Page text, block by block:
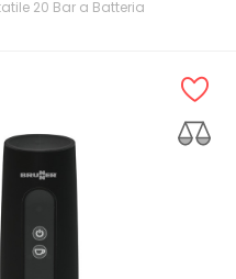
20 Bar a Batteria